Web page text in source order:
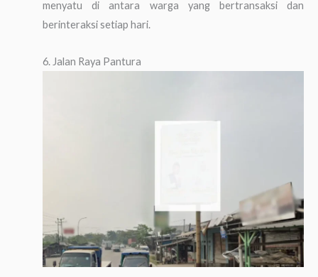
menyatu di antara warga yang bertransaksi dan
berinteraksi setiap hari.
6. Jalan Raya Pantura